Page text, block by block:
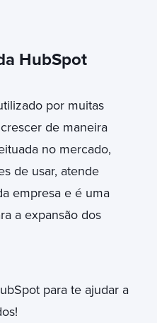
HubSpot
por muitas
de maneira
no mercado,
de usar, atende
empresa e é uma
a expansão dos
para te ajudar a